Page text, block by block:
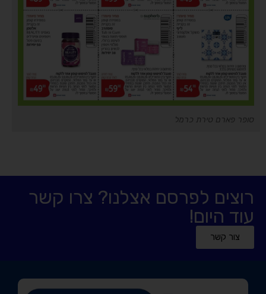
סופר פארם טירת כרמל
רוצים לפרסם אצלנו? צרו קשר
עוד היום!
צור קשר